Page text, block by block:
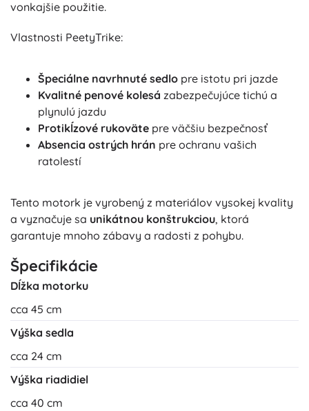
vonkajšie použitie.
Vlastnosti PeetyTrike:
Špeciálne navrhnuté sedlo pre istotu pri jazde
Kvalitné penové kolesá zabezpečujúce tichú a
plynulú jazdu
Protikĺzové rukoväte pre väčšiu bezpečnosť
Absencia ostrých hrán pre ochranu vašich
ratolestí
Tento motork je vyrobený z materiálov vysokej kvality
a vyznačuje sa unikátnou konštrukciou, ktorá
garantuje mnoho zábavy a radosti z pohybu.
Špecifikácie
Dĺžka motorku
cca 45 cm
Výška sedla
cca 24 cm
Výška riadidiel
cca 40 cm